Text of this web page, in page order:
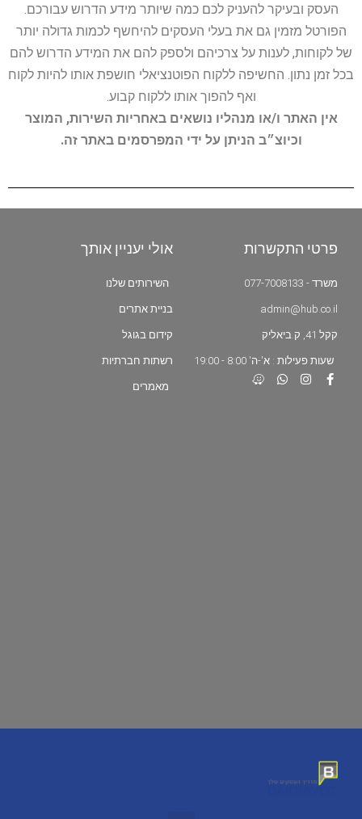
העסק ובעיקר להעניק לכם כמה שיותר מידע הדרוש עבורכם.
הפורטל מזמין גם את בעלי העסקים להיחשף לכמות גדולה יותר
של לקוחות, לענות על צרכיהם ולספק להם את המידע הדרוש להם
בכל זמן נתון. החשיפה ללקוח הפוטנציאלי חושפת אותו להיות לקוח
ואף להפוך אותו ללקוח קבוע.
אין האתר ו/או מנהליו נושאים באחריות השירות, המוצר
וכיוצ״ב הניתן על ידי המפרסמים באתר זה.
פרטי התקשרות
משרד - 077-7008133
admin@hub.co.il
קקל 41, ק.ביאליק
שעות פעילות : א'-ה' 8:00 - 19:00
אולי יעניין אותך
השירותים שלנו
בניית אתרים
קידום בגוגל
רשתות חברתיות
מאמרים